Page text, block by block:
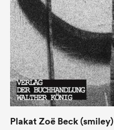
Plakat Zoë Beck (smiley)